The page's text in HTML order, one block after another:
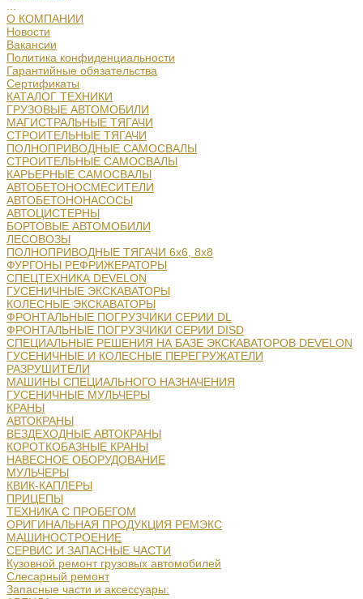
О КОМПАНИИ
Новости
Вакансии
Политика конфиденциальности
Гарантийные обязательства
Сертификаты
КАТАЛОГ ТЕХНИКИ
ГРУЗОВЫЕ АВТОМОБИЛИ
МАГИСТРАЛЬНЫЕ ТЯГАЧИ
СТРОИТЕЛЬНЫЕ ТЯГАЧИ
ПОЛНОПРИВОДНЫЕ САМОСВАЛЫ
СТРОИТЕЛЬНЫЕ САМОСВАЛЫ
КАРЬЕРНЫЕ САМОСВАЛЫ
АВТОБЕТОНОСМЕСИТЕЛИ
АВТОБЕТОНОНАСОСЫ
АВТОЦИСТЕРНЫ
БОРТОВЫЕ АВТОМОБИЛИ
ЛЕСОВОЗЫ
ПОЛНОПРИВОДНЫЕ ТЯГАЧИ 6х6, 8х8
ФУРГОНЫ РЕФРИЖЕРАТОРЫ
СПЕЦТЕХНИКА DEVELON
ГУСЕНИЧНЫЕ ЭКСКАВАТОРЫ
КОЛЕСНЫЕ ЭКСКАВАТОРЫ
ФРОНТАЛЬНЫЕ ПОГРУЗЧИКИ СЕРИИ DL
ФРОНТАЛЬНЫЕ ПОГРУЗЧИКИ СЕРИИ DISD
СПЕЦИАЛЬНЫЕ РЕШЕНИЯ НА БАЗЕ ЭКСКАВАТОРОВ DEVELON
ГУСЕНИЧНЫЕ И КОЛЕСНЫЕ ПЕРЕГРУЖАТЕЛИ
РАЗРУШИТЕЛИ
МАШИНЫ СПЕЦИАЛЬНОГО НАЗНАЧЕНИЯ
ГУСЕНИЧНЫЕ МУЛЬЧЕРЫ
КРАНЫ
АВТОКРАНЫ
ВЕЗДЕХОДНЫЕ АВТОКРАНЫ
КОРОТКОБАЗНЫЕ КРАНЫ
НАВЕСНОЕ ОБОРУДОВАНИЕ
МУЛЬЧЕРЫ
КВИК-КАПЛЕРЫ
ПРИЦЕПЫ
ТЕХНИКА С ПРОБЕГОМ
ОРИГИНАЛЬНАЯ ПРОДУКЦИЯ РЕМЭКС
МАШИНОСТРОЕНИЕ
СЕРВИС И ЗАПАСНЫЕ ЧАСТИ
Кузовной ремонт грузовых автомобилей
Слесарный ремонт
Запасные части и аксессуары: